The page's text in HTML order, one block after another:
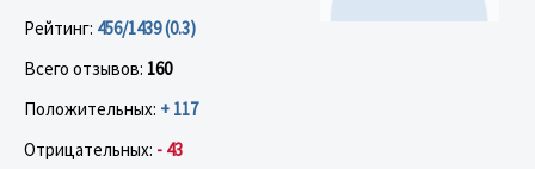
Рейтинг: 456/1439 (0.3)
Всего отзывов: 160
Положительных: + 117
Отрицательных: - 43